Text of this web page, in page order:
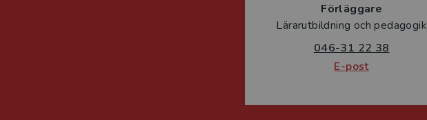
Förläggare
Lärarutbildning och pedagogik
046-31 22 38
E-post